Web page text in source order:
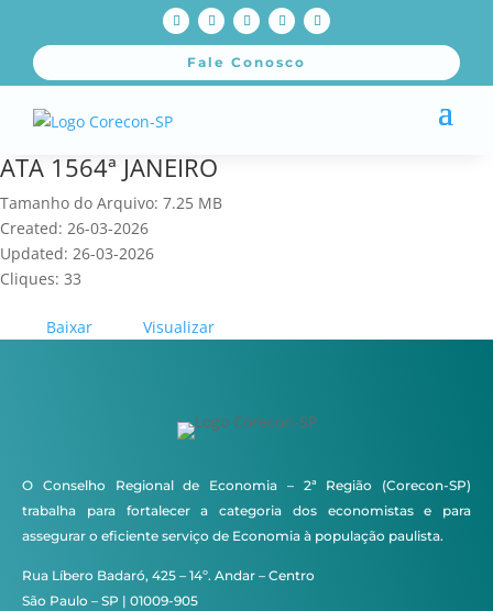
Fale Conosco
ATA 1564ª JANEIRO
Tamanho do Arquivo: 7.25 MB
Created: 26-03-2026
Updated: 26-03-2026
Cliques: 33
Baixar Visualizar
O Conselho Regional de Economia – 2ª Região (Corecon-SP)
trabalha para fortalecer a categoria dos economistas e para
assegurar o eficiente serviço de Economia à população paulista.
Rua Líbero Badaró, 425 – 14º. Andar – Centro
São Paulo – SP | 01009-905